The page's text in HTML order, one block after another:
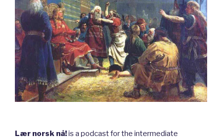
Lær norsk nå!is a podcast for the intermediate